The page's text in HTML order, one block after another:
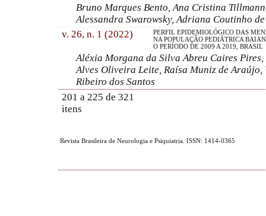
Bruno Marques Bento, Ana Cristina
Alessandra Swarowsky, Adriana Coutinho
v. 26, n. 1 (2022)
PERFIL EPIDEMIOLÓGICO DAS
NA POPULAÇÃO PEDIÁTRICA
O PERÍODO DE 2009 A 2019, BRASIL
Aléxia Morgana da Silva Abreu Caires
Alves Oliveira Leite, Raísa Muniz de Araújo,
Ribeiro dos Santos
201 a 225 de 321
itens
Revista Brasileira de Neurologia e Psiquiatria. ISSN: 1414-0365